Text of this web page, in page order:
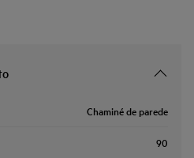
Chaminé de parede
90